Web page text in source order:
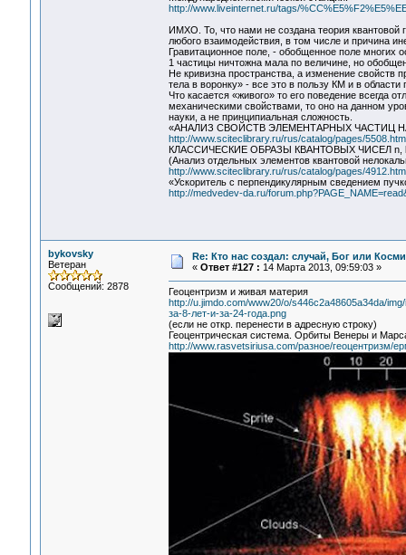
http://www.liveinternet.ru/tags/
ИМХО. То, что нами не создана теория квантовой
любого взаимодействия, в том числе и причина
Гравитационное поле, - обобщенное поле многих
1 частицы ничтожна мала по величине, но
Не кривизна пространства, а изменение свойств
тела в воронку» - все это в пользу КМ и в области
Что касается «живого» то его поведение всегда
механическими свойствами, то оно на данном
науки, а не принципиальная сложность.
«АНАЛИЗ СВОЙСТВ ЭЛЕМЕНТАРНЫХ
http://www.sciteclibrary.ru/rus/catalog/pages/
КЛАССИЧЕСКИЕ ОБРАЗЫ КВАНТОВЫХ ЧИСЕЛ n,
(Анализ отдельных элементов квантовой
http://www.sciteclibrary.ru/rus/catalog/pages/
«Ускоритель с перпендикулярным сведением
http://medvedev-da.ru/
bykovsky
Ветеран
Сообщений: 2878
Re: Кто нас создал: случай, Бог или
« Ответ #127 : 14 Марта 2013, 09:59:03 »
Геоцентризм и живая материя
http://u.jimdo.com/www20/o/s446c2a48605a34da/
за-8-лет-и-за-24-года.png
(если не откр. перенести в адресную строку)
Геоцентрическая система. Орбиты Венеры и
http://www.rasvetsiriusa.com/разное/геоцентризм/